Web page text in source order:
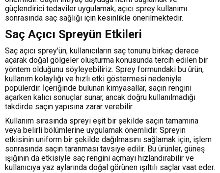
güçlendirici tedaviler uygulamak, açıcı sprey kullanımı
sonrasında saç sağlığı için kesinlikle önerilmektedir.
Saç Açıcı Spreyün Etkileri
Saç açıcı sprey'ün, kullanıcıların saç tonunu birkaç derece
açarak doğal gölgeler oluşturma konusunda tercih edilen bir
yöntem olduğunu söyleyebiliriz. Sprey formundaki bu ürün,
kullanım kolaylığı ve hızlı etki göstermesi nedeniyle
popülerdir. İçeriğinde bulunan kimyasallar, saçın rengini
açarken kalıcı sonuçlar sunar, ancak doğru kullanılmadığı
takdirde saçın yapısına zarar verebilir.
Kullanım sırasında spreyi eşit bir şekilde saçın tamamına
veya belirli bölümlerine uygulamak önemlidir. Spreyin
etkisinin uniform bir şekilde dağılmasını sağlamak için, işlem
sonrasında saçın taranması tavsiye edilir. Bu ürünler, güneş
ışığının da etkisiyle saç rengini açmayı hızlandırabilir ve
kullanıcıya yaz aylarında doğal görünen ışıltılı saçlar vaat eder.